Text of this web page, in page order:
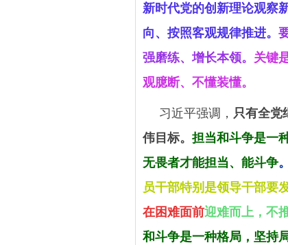
新时代党的创新理论观察
向、按照客观规律推进。
强磨练、增长本领。 关键
观臆断、不懂装懂。
习近平强调， 只有全党
伟目标。 担当和斗争是一
无畏者才能担当、能斗争。
员干部特别是领导干部要
在困难面前迎难而上，不
和斗争是一种格局，坚持